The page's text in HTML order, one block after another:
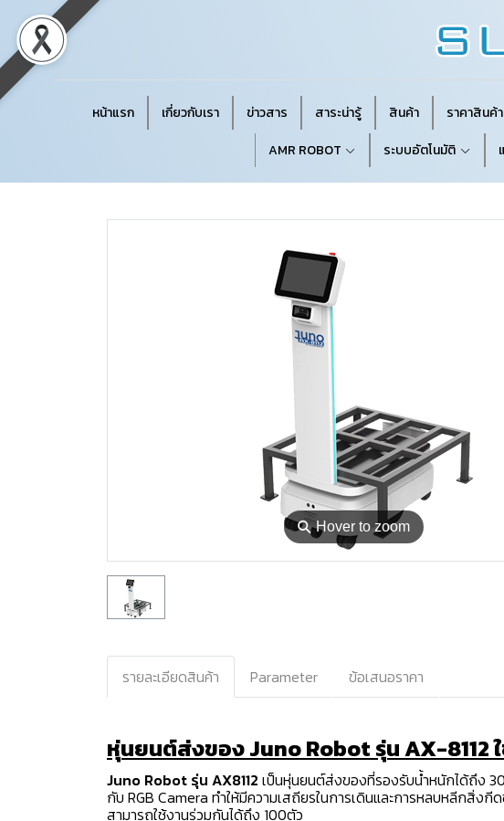
หน้าแรก เกี่ยวกับเรา ข่าวสาร สาระน่ารู้ สินค้า ราคาสินค้า
AMR ROBOT
ระบบอัตโนมัติ
⚲Hover to zoom
รายละเอียดสินค้า Parameter ข้อเสนอราคา
หุ่นยนต์ส่งของ Juno Robot รุ่น AX-8112
Juno Robot รุ่น AX8112 เป็นหุ่นยนต์ส่งของที่รองรับน้ำหนักได้ถึง
กับ RGB Camera ทำให้มีความเสถียรในการเดินและการหลบหลีกสิ่
สามารถใช้งานร่วมกันได้ถึง 100ตัว